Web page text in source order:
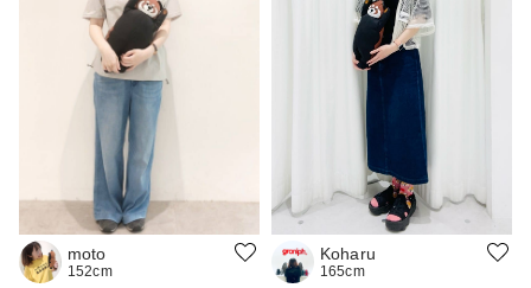
moto
152cm
Koharu
165cm